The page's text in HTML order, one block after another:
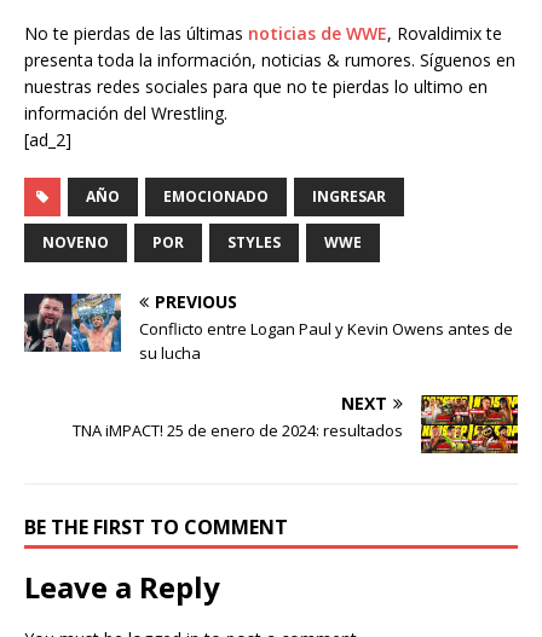
No te pierdas de las últimas noticias de WWE, Rovaldimix te
presenta toda la información, noticias & rumores. Síguenos en
nuestras redes sociales para que no te pierdas lo ultimo en
información del Wrestling.
[ad_2]
AÑO EMOCIONADO INGRESAR
NOVENO POR STYLES WWE
PREVIOUS
Conflicto entre Logan Paul y Kevin Owens antes de
su lucha
NEXT
TNA iMPACT! 25 de enero de 2024: resultados
BE THE FIRST TO COMMENT
Leave a Reply